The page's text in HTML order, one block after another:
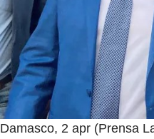
Damasco, 2 apr (Prensa